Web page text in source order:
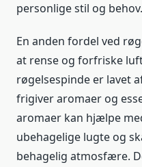
personlige stil og behov.
En anden fordel ved
at rense og forfriske
røgelsespinde er lavet
frigiver aromaer og
aromaer kan hjælpe
ubehagelige lugte og
behagelig atmosfære.